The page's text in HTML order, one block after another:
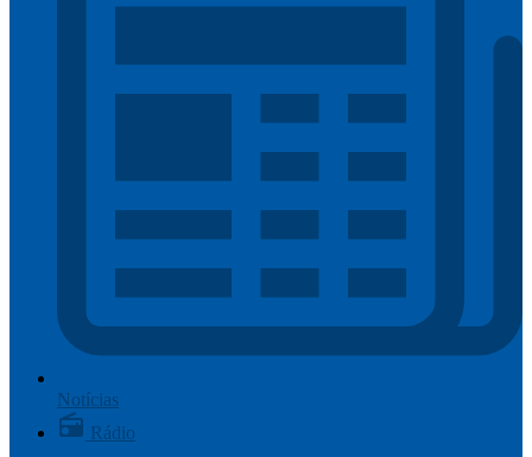
Notícias
Rádio